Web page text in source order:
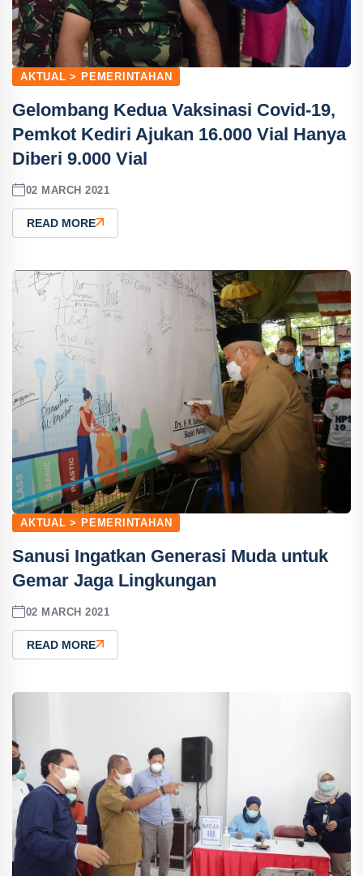
AKTUAL > PEMERINTAHAN
Gelombang Kedua Vaksinasi Covid-19,
Pemkot Kediri Ajukan 16.000 Vial Hanya
Diberi 9.000 Vial
02 MARCH 2021
READ MORE
AKTUAL > PEMERINTAHAN
Sanusi Ingatkan Generasi Muda untuk
Gemar Jaga Lingkungan
02 MARCH 2021
READ MORE